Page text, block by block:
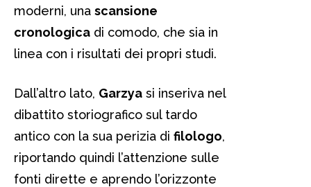
moderni, una scansione
cronologica di comodo, che sia in
linea con i risultati dei propri studi.
Dall’altro lato, Garzya si inseriva nel
dibattito storiografico sul tardo
antico con la sua perizia di filologo,
riportando quindi l’attenzione sulle
fonti dirette e aprendo l’orizzonte